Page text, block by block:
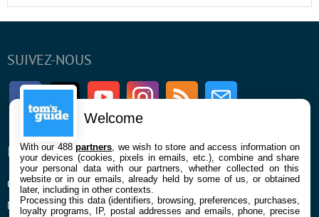
SUIVEZ-NOUS
FacebookTwitter Youtube InstagramRSS Newsletter
ENTREPRISE
Qui sommes nous
Mentions légales et CGU
À PROPOS
La rédaction
Contact
Welcome
With our 488partners , we wish to store and access information on
your devices (cookies, pixels in emails, etc.), combine and share
your personal data with our partners, whether collected on this
website or in our emails, already held by some of us, or obtained
later, including in other contexts.
Processing this data (identifiers, browsing, preferences, purchases,
loyalty programs, IP, postal addresses and emails, phone, precise